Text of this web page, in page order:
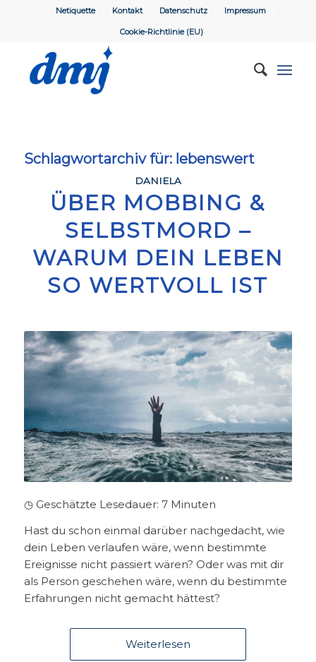
Netiquette Kontakt Datenschutz Impressum
Cookie-Richtlinie (EU)
Schlagwortarchiv für: lebenswert
DANIELA
ÜBER MOBBING &
SELBSTMORD –
WARUM DEIN LEBEN
SO WERTVOLL IST
◷ Geschätzte Lesedauer: 7 Minuten
Hast du schon einmal darüber nachgedacht, wie
dein Leben verlaufen wäre, wenn bestimmte
Ereignisse nicht passiert wären? Oder was mit dir
als Person geschehen wäre, wenn du bestimmte
Erfahrungen nicht gemacht hättest?
Weiterlesen